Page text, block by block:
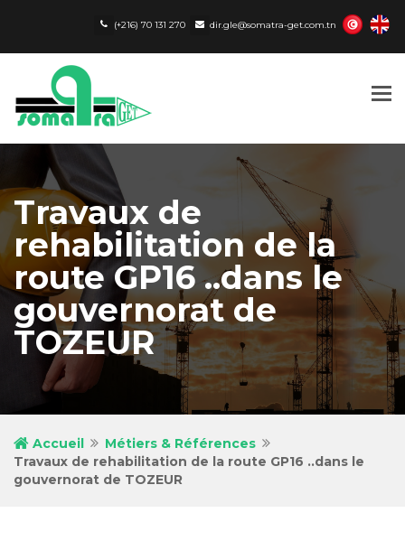
dir.gle@somatra-get.com.tn
(+216) 70 131 270
Travaux de
rehabilitation de la
route GP16 ..dans le
gouvernorat de
TOZEUR
Accueil
Métiers & Références
Travaux de rehabilitation de la route GP16 ..dans le
gouvernorat de TOZEUR